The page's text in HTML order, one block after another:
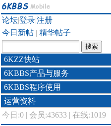
论坛|登录|注册
今日新帖 | 精华帖子
6KZZ快站
6KBBS产品与服务
6KBBS程序使用
运营资料
今日:0 | 会员:43633 | 在线:1019